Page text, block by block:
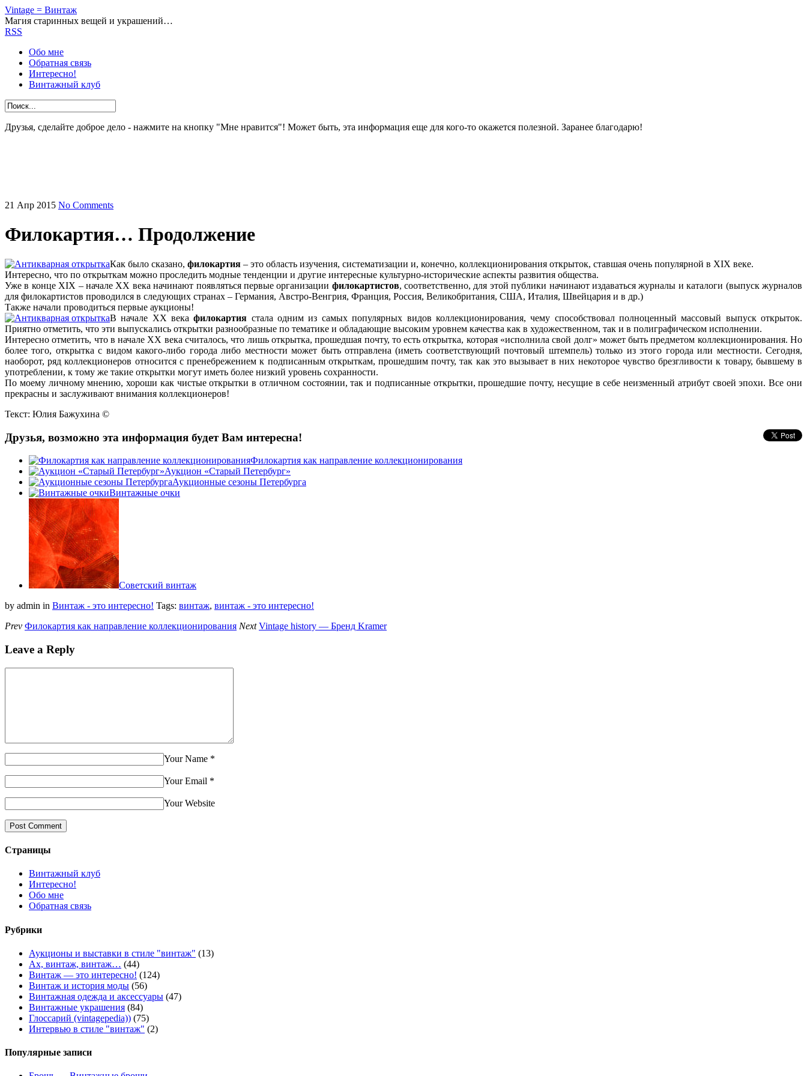
Vintage = Винтаж
Магия старинных вещей и украшений…
RSS
Обо мне
Обратная связь
Интересно!
Винтажный клуб
Друзья, сделайте доброе дело - нажмите на кнопку "Мне нравится"! Может быть, эта информация еще для кого-то окажется полезной. Заранее благодарю!
21 Апр 2015 No Comments
Филокартия… Продолжение
Как было сказано, филокартия – это область изучения, систематизации и, конечно, коллекционирования открыток, ставшая очень популярной в XIX веке.
Интересно, что по открыткам можно проследить модные тенденции и другие интересные культурно-исторические аспекты развития общества.
Уже в конце XIX – начале XX века начинают появляться первые организации филокартистов, соответственно, для этой публики начинают издаваться журналы и каталоги (выпуск журналов
для филокартистов проводился в следующих странах – Германия, Австро-Венгрия, Франция, Россия, Великобритания, США, Италия, Швейцария и в др.)
Также начали проводиться первые аукционы!
В начале XX векафилокартия стала одним из самых популярных видов коллекционирования, чему способствовал полноценный массовый выпуск открыток.
Приятно отметить, что эти выпускались открытки разнообразные по тематике и обладающие высоким уровнем качества как в художественном, так и в полиграфическом исполнении.
Интересно отметить, что в начале ХХ века считалось, что лишь открытка, прошедшая почту, то есть открытка, которая «исполнила свой долг» может быть предметом коллекционирования. Но
более того, открытка с видом какого-либо города либо местности может быть отправлена (иметь соответствующий почтовый штемпель) только из этого города или местности. Сегодня,
наоборот, ряд коллекционеров относится с пренебрежением к подписанным открыткам, прошедшим почту, так как это вызывает в них некоторое чувство брезгливости к товару, бывшему в
употреблении, к тому же такие открытки могут иметь более низкий уровень сохранности.
По моему личному мнению, хороши как чистые открытки в отличном состоянии, так и подписанные открытки, прошедшие почту, несущие в себе неизменный атрибут своей эпохи. Все они
прекрасны и заслуживают внимания коллекционеров!
Текст: Юлия Бажухина ©
Друзья, возможно эта информация будет Вам интересна!
Филокартия как направление коллекционирования
Аукцион «Старый Петербург»
Аукционные сезоны Петербурга
Винтажные очки
Советский винтаж
by admin in Винтаж - это интересно! Tags: винтаж, винтаж - это интересно!
Prev Филокартия как направление коллекционирования Next Vintage history — Бренд Kramer
Leave a Reply
Your Name *
Your Email *
Your Website
Страницы
Винтажный клуб
Интересно!
Обо мне
Обратная связь
Рубрики
Аукционы и выставки в стиле "винтаж" (13)
Ах, винтаж, винтаж… (44)
Винтаж — это интересно! (124)
Винтаж и история моды (56)
Винтажная одежда и аксессуары (47)
Винтажные украшения (84)
Глоссарий (vintagepedia)) (75)
Интервью в стиле "винтаж" (2)
Популярные записи